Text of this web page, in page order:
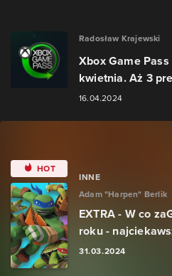
Radosław Krajewski
Xbox Game
kwietnia. Aż 3
16.04.2024
HOT
INNE
Adam "Harpen" Berlik
EXTRA - W co
roku -
31.03.2024